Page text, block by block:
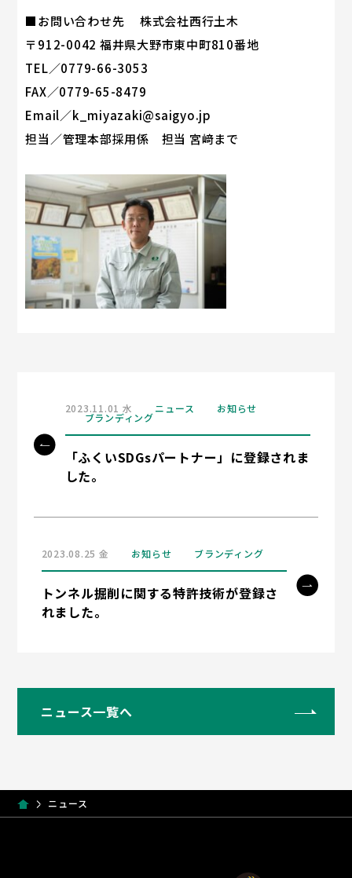
■お問い合わせ先 株式会社西行土木
〒912-0042 福井県大野市東中町810番地
TEL／0779-66-3053
FAX／0779-65-8479
Email／k_miyazaki@saigyo.jp
担当／管理本部採用係 担当 宮﨑まで
2023.11.01 水 ニュース お知らせ
ブランディング
「ふくいSDGsパートナー」に登録されま
した。
2023.08.25 金 お知らせ ブランディング
トンネル掘削に関する特許技術が登録さ
れました。
ニュース一覧へ
ニュース